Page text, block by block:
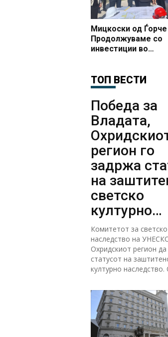
Мицкоски од
Продолжуваме со
инвестиции во
ООУ Страшо Пинџур
ТОП ВЕСТИ
Победа за
Владата,
регион го
задржа
на
светско
културно
наследство
Комитетот за светско
наследство на
Охридскиот регион
статусот на
културно наследство.